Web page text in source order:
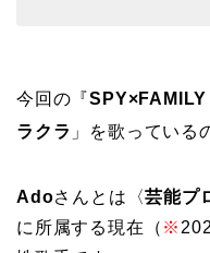
今回の 『
ラクラ 」を歌っている
Adoさんとは〈芸能プ
に所属する現在（ ※